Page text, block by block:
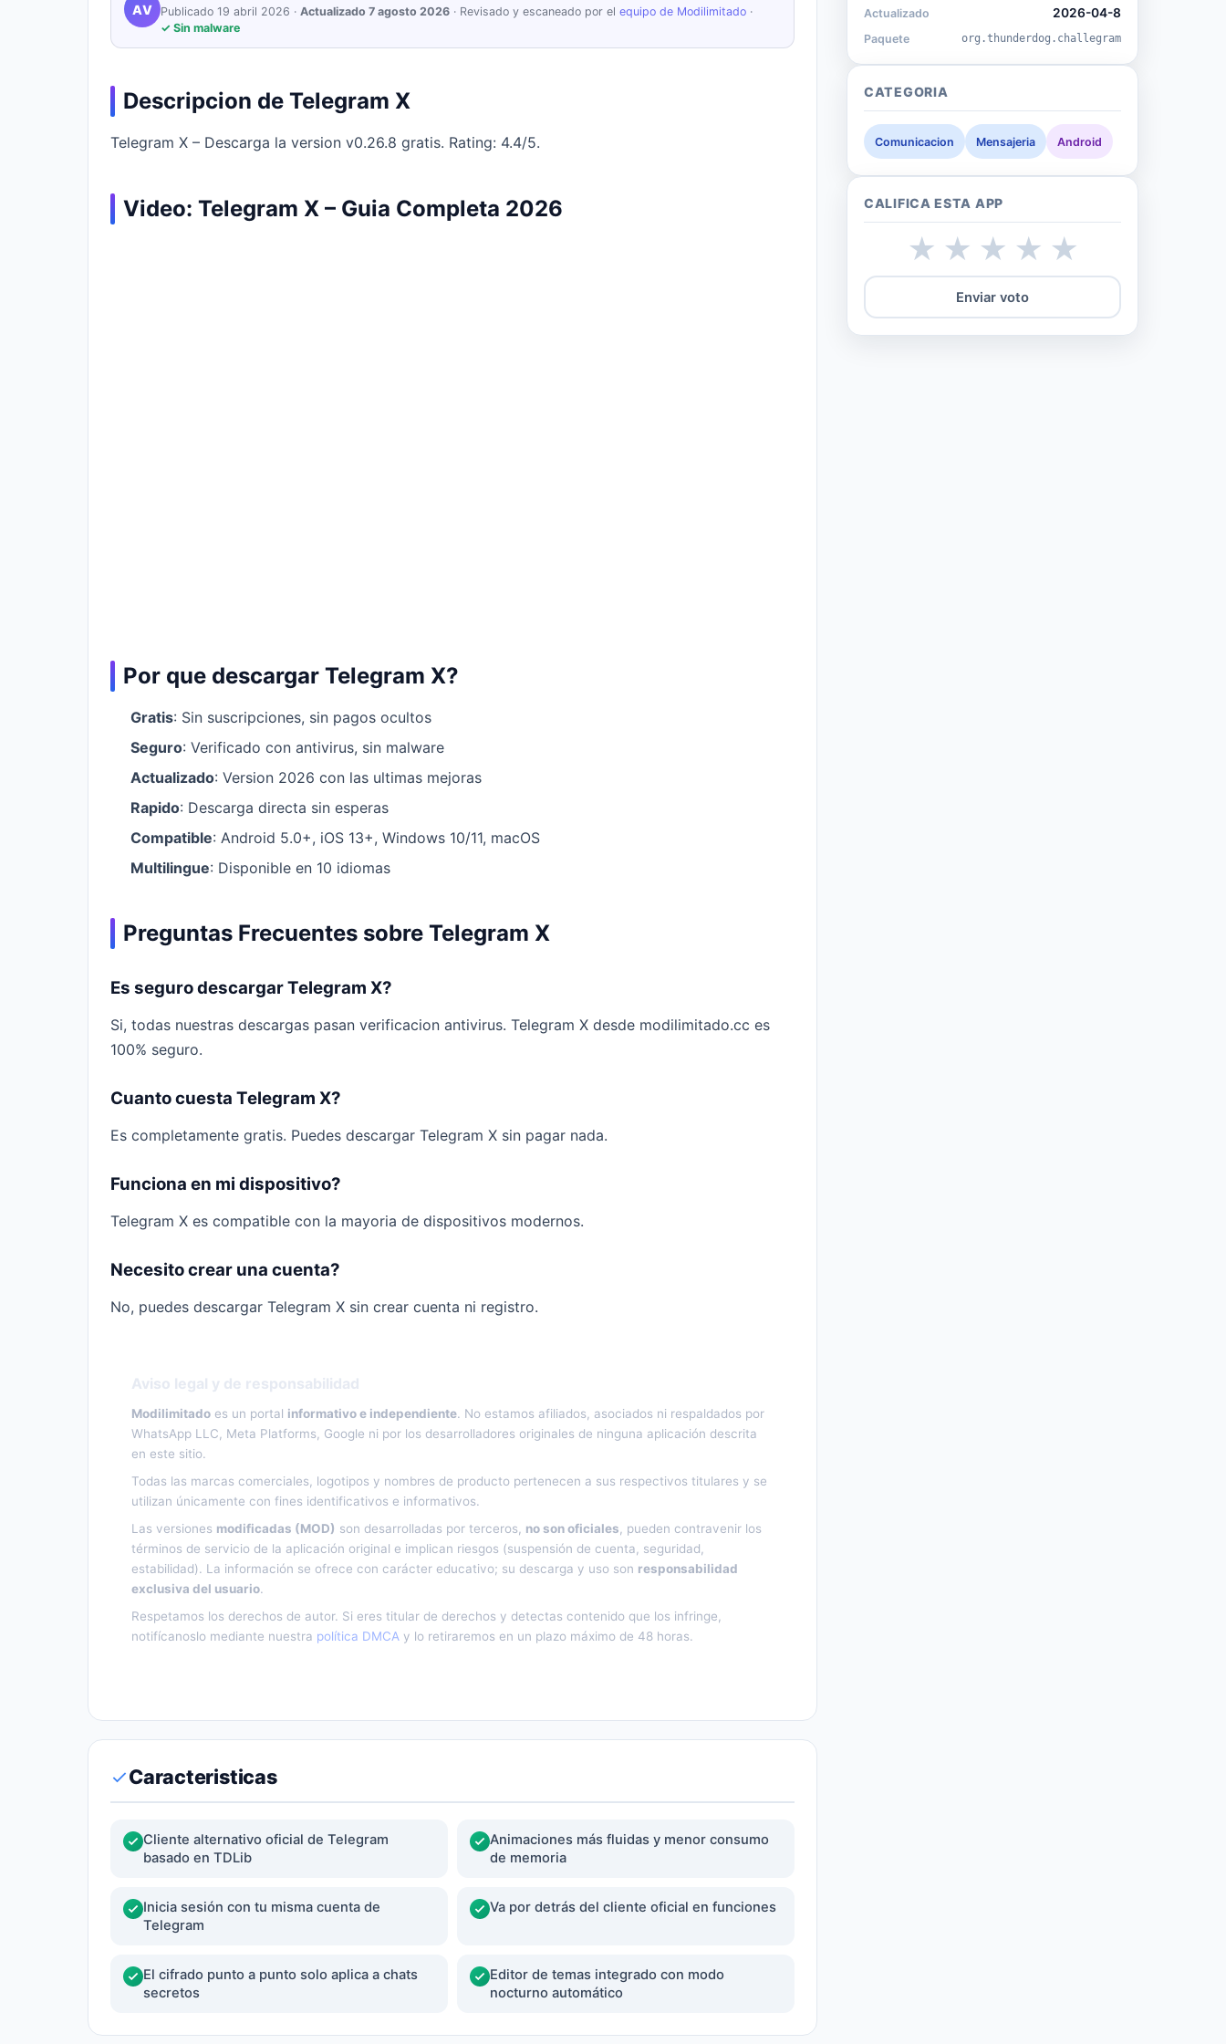
AV Publicado 19 abril 2026 · Actualizado 7 agosto 2026 · Revisado y escaneado por el equipo de Modilimitado ·
✓ Sin malware
Descripcion de Telegram X
Telegram X – Descarga la version v0.26.8 gratis. Rating: 4.4/5.
Video: Telegram X – Guia Completa 2026
Por que descargar Telegram X?
Gratis: Sin suscripciones, sin pagos ocultos
Seguro: Verificado con antivirus, sin malware
Actualizado: Version 2026 con las ultimas mejoras
Rapido: Descarga directa sin esperas
Compatible: Android 5.0+, iOS 13+, Windows 10/11, macOS
Multilingue: Disponible en 10 idiomas
Preguntas Frecuentes sobre Telegram X
Es seguro descargar Telegram X?
Si, todas nuestras descargas pasan verificacion antivirus. Telegram X desde modilimitado.cc es
100% seguro.
Cuanto cuesta Telegram X?
Es completamente gratis. Puedes descargar Telegram X sin pagar nada.
Funciona en mi dispositivo?
Telegram X es compatible con la mayoria de dispositivos modernos.
Necesito crear una cuenta?
No, puedes descargar Telegram X sin crear cuenta ni registro.
Aviso legal y de responsabilidad
Modilimitado es un portal informativo e independiente. No estamos afiliados, asociados ni respaldados por
WhatsApp LLC, Meta Platforms, Google ni por los desarrolladores originales de ninguna aplicación descrita
en este sitio.
Todas las marcas comerciales, logotipos y nombres de producto pertenecen a sus respectivos titulares y se
utilizan únicamente con fines identificativos e informativos.
Las versiones modificadas (MOD) son desarrolladas por terceros, no son oficiales, pueden contravenir los
términos de servicio de la aplicación original e implican riesgos (suspensión de cuenta, seguridad,
estabilidad). La información se ofrece con carácter educativo; su descarga y uso son responsabilidad
exclusiva del usuario.
Respetamos los derechos de autor. Si eres titular de derechos y detectas contenido que los infringe,
notifícanoslo mediante nuestra política DMCA y lo retiraremos en un plazo máximo de 48 horas.
Caracteristicas
Cliente alternativo oficial de Telegram
basado en TDLib
Animaciones más fluidas y menor consumo
de memoria
Inicia sesión con tu misma cuenta de
Telegram
Va por detrás del cliente oficial en funciones
El cifrado punto a punto solo aplica a chats
secretos
Editor de temas integrado con modo
nocturno automático
Actualizado 2026-04-8
Paquete org.thunderdog.challegram
CATEGORIA
Comunicacion Mensajeria Android
CALIFICA ESTA APP
★
★
★
★
★
Enviar voto